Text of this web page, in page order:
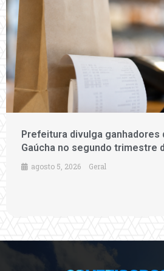
Prefeitura divulga ganhadores
Gaúcha no segundo trimestre
agosto 5, 2026 Geral